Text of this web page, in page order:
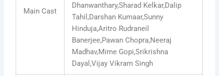
Main Cast
Dhanwanthary,Sharad Kelkar,Dalip
Tahil,Darshan Kumaar,Sunny
Hinduja,Aritro Rudraneil
Banerjee,Pawan Chopra,Neeraj
Madhav,Mime Gopi,Srikrishna
Dayal,Vijay Vikram Singh